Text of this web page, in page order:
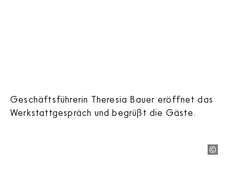
Geschäftsführerin Theresia Bauer eröffnet das
Werkstattgespräch und begrüßt die Gäste.